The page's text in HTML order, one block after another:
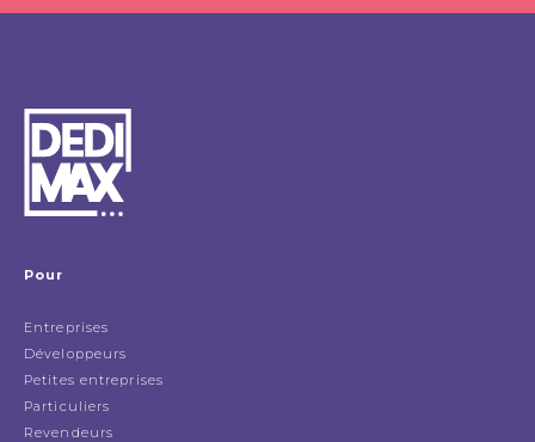
Pour
Entreprises
Développeurs
Petites entreprises
Particuliers
Revendeurs